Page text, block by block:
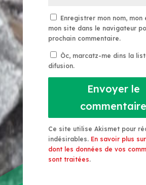
Enregistrer mon nom,
mon site dans le navigateur
prochain commentaire.
Òc, marcatz-me dins la
difusion.
Envoyer le
commentaire
Ce site utilise Akismet pour
indésirables. En savoir plus
dont les données de vos
sont traitées.